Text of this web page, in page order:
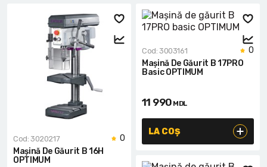
0
Cod: 3020217
Mașină De Găurit B 16H
OPTIMUM
0
Cod: 3003161
Mașină De Găurit B 17PRO
Basic OPTIMUM
11 990 MDL
LA COȘ